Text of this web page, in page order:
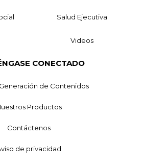
Salud Ejecutiva
Videos
CONECTADO
de Contenidos
Productos
Contáctenos
de privacidad